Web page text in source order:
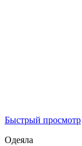
Быстрый просмотр
Одеяла